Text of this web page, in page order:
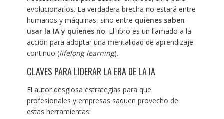
evolucionarlos. La verdadera brecha no estará entre
humanos y máquinas, sino entre quienes saben
usar la IA y quienes no. El libro es un llamado a la
acción para adoptar una mentalidad de aprendizaje
continuo (lifelong learning).
CLAVES PARA LIDERAR LA ERA DE LA IA
El autor desglosa estrategias para que
profesionales y empresas saquen provecho de
estas herramientas: